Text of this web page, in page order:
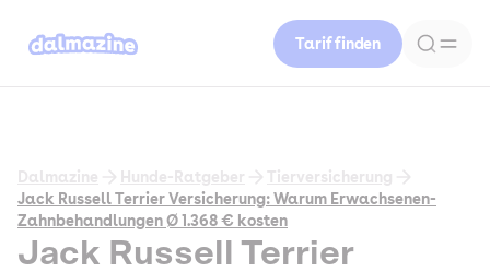
Tarif finden
Dalmazine Hunde-Ratgeber
Tierversicherung
Jack Russell Terrier Versicherung: Warum Erwachsenen-
Zahnbehandlungen Ø 1.368 € kosten
Jack Russell Terrier